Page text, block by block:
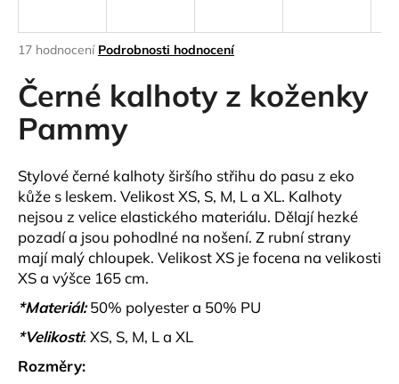
Průměrné
produktu
je
4,1
hvězdiček.
17 hodnocení Podrobnosti hodnocení
Černé kalhoty z koženky
Pammy
Stylové černé kalhoty širšího střihu do pasu z eko
kůže s leskem. Velikost XS, S, M, L a XL. Kalhoty
nejsou z velice elastického materiálu. Dělají hezké
pozadí a jsou pohodlné na nošení. Z rubní strany
mají malý chloupek. Velikost XS je focena na velikosti
XS a výšce 165 cm.
*Materiál: 50% polyester a 50% PU
*Velikosti: XS, S, M, L a XL
Rozměry:
j
t
?
HLEDAT
D
o
o
r